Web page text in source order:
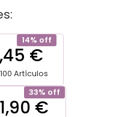
14% off
€
Artículos
33% off
1,90 €